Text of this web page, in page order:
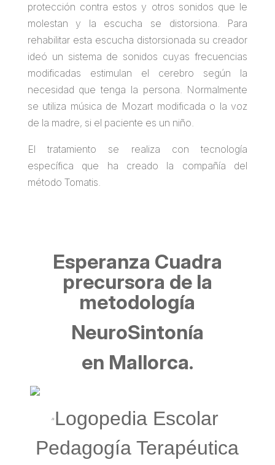
protección contra estos y otros sonidos que le
molestan y la escucha se distorsiona. Para
rehabilitar esta escucha distorsionada su creador
ideó un sistema de sonidos cuyas frecuencias
modificadas estimulan el cerebro según la
necesidad que tenga la persona. Normalmente
se utiliza música de Mozart modificada o la voz
de la madre, si el paciente es un niño.
El tratamiento se realiza con tecnología
específica que ha creado la compañía del
método Tomatis.
Esperanza Cuadra
precursora de la
metodología
NeuroSintonía
en Mallorca.
“Logopedia Escolar
Pedagogía Terapéutica